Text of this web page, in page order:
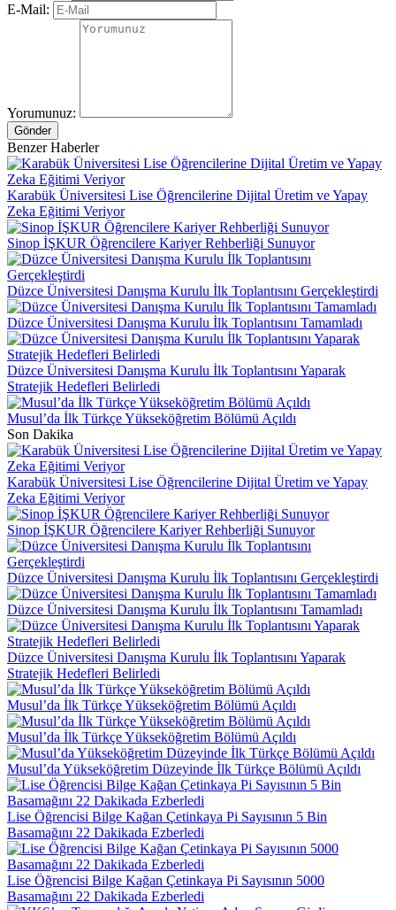
E-Mail:
Yorumunuz:
Gönder
Benzer Haberler
Karabük Üniversitesi Lise Öğrencilerine Dijital Üretim ve Yapay
Zeka Eğitimi Veriyor
Sinop İŞKUR Öğrencilere Kariyer Rehberliği Sunuyor
Düzce Üniversitesi Danışma Kurulu İlk Toplantısını Gerçekleştirdi
Düzce Üniversitesi Danışma Kurulu İlk Toplantısını Tamamladı
Düzce Üniversitesi Danışma Kurulu İlk Toplantısını Yaparak
Stratejik Hedefleri Belirledi
Musul’da İlk Türkçe Yükseköğretim Bölümü Açıldı
Son Dakika
Karabük Üniversitesi Lise Öğrencilerine Dijital Üretim ve Yapay
Zeka Eğitimi Veriyor
Sinop İŞKUR Öğrencilere Kariyer Rehberliği Sunuyor
Düzce Üniversitesi Danışma Kurulu İlk Toplantısını Gerçekleştirdi
Düzce Üniversitesi Danışma Kurulu İlk Toplantısını Tamamladı
Düzce Üniversitesi Danışma Kurulu İlk Toplantısını Yaparak
Stratejik Hedefleri Belirledi
Musul’da İlk Türkçe Yükseköğretim Bölümü Açıldı
Musul’da İlk Türkçe Yükseköğretim Bölümü Açıldı
Musul’da Yükseköğretim Düzeyinde İlk Türkçe Bölümü Açıldı
Lise Öğrencisi Bilge Kağan Çetinkaya Pi Sayısının 5 Bin
Basamağını 22 Dakikada Ezberledi
Lise Öğrencisi Bilge Kağan Çetinkaya Pi Sayısının 5000
Basamağını 22 Dakikada Ezberledi